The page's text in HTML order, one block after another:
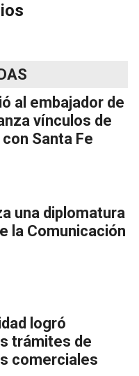
al embajador de
vínculos de
Santa Fe
una diplomatura
la Comunicación
logró
trámites de
comerciales